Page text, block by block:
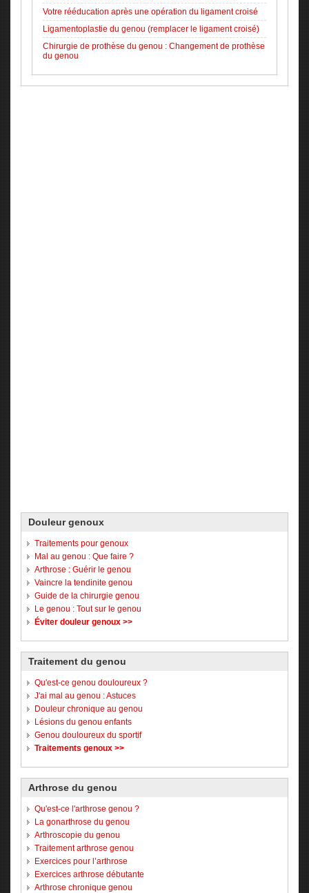
Douleur genoux
Traitements pour genoux
Mal au genou : Que faire ?
Arthrose : Guérir le genou
Vaincre la tendinite genou
Guide de la chirurgie genou
Le genou : Tout sur le genou
Éviter douleur genoux >>
Traitement du genou
Qu'est-ce genou douloureux ?
J'ai mal au genou : Astuces
Douleur chronique au genou
Lésions du genou enfants
Genou douloureux du sportif
Traitements genoux >>
Arthrose du genou
Qu'est-ce l'arthrose genou ?
La gonarthrose du genou
Arthroscopie du genou
Traitement arthrose genou
Exercices pour l’arthrose
Exercices arthrose débutante
Arthrose chronique genou
Votre rééducation après une opération du ligament croisé
Ligamentoplastie du genou (remplacer le ligament croisé)
Chirurgie de prothèse du genou : Changement de prothèse
du genou